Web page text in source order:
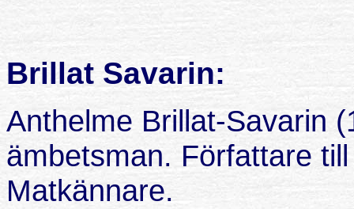
Brillat Savarin:
Anthelme Brillat-Savarin
ämbetsman. Författare
Matkännare.